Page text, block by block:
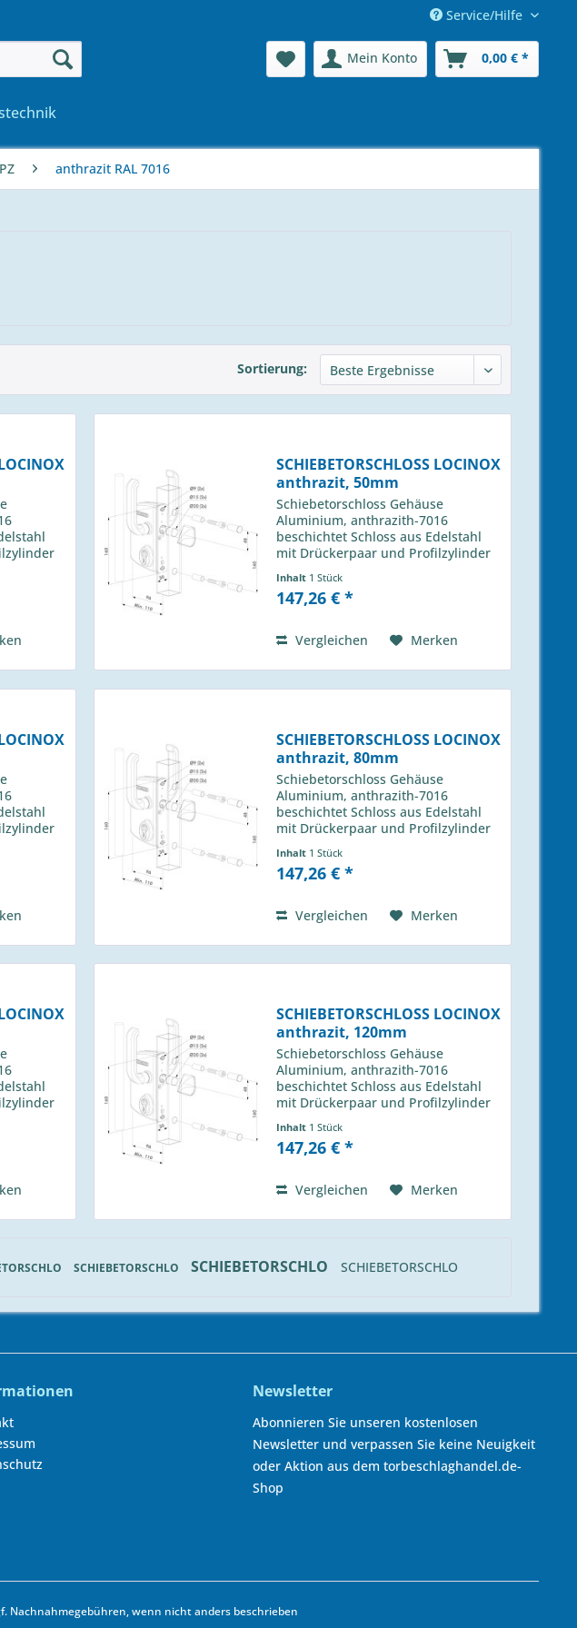
Service/Hilfe
Mein Konto 0,00 € *
anthrazit RAL 7016
Sortierung:
SCHIEBETORSCHLOSS LOCINOX
anthrazit, 50mm
Schiebetorschloss Gehäuse
Aluminium, anthrazith-7016
beschichtet Schloss aus Edelstahl
mit Drückerpaar und Profilzylinder
5050 U2L 7016 passender Anschlag
H-013 490 01
Inhalt 1 Stück
147,26 € *
Vergleichen Merken
SCHIEBETORSCHLOSS LOCINOX
anthrazit, 80mm
Schiebetorschloss Gehäuse
Aluminium, anthrazith-7016
beschichtet Schloss aus Edelstahl
mit Drückerpaar und Profilzylinder
8080 U2L 7016 passender Anschlag
H-013 490 01
Inhalt 1 Stück
147,26 € *
Vergleichen Merken
SCHIEBETORSCHLOSS LOCINOX
anthrazit, 120mm
Schiebetorschloss Gehäuse
Aluminium, anthrazith-7016
beschichtet Schloss aus Edelstahl
mit Drückerpaar und Profilzylinder
120120 U2L 7016 passender
Anschlag H-013 490 01
Inhalt 1 Stück
147,26 € *
Vergleichen Merken
SCHIEBETORSCHLO SCHIEBETORSCHLO SCHIEBETORSCHLO
Newsletter
Abonnieren Sie unseren kostenlosen
Newsletter und verpassen Sie keine Neuigkeit
oder Aktion aus dem torbeschlaghandel.de-
Shop
Nachnahmegebühren, wenn nicht anders beschrieben